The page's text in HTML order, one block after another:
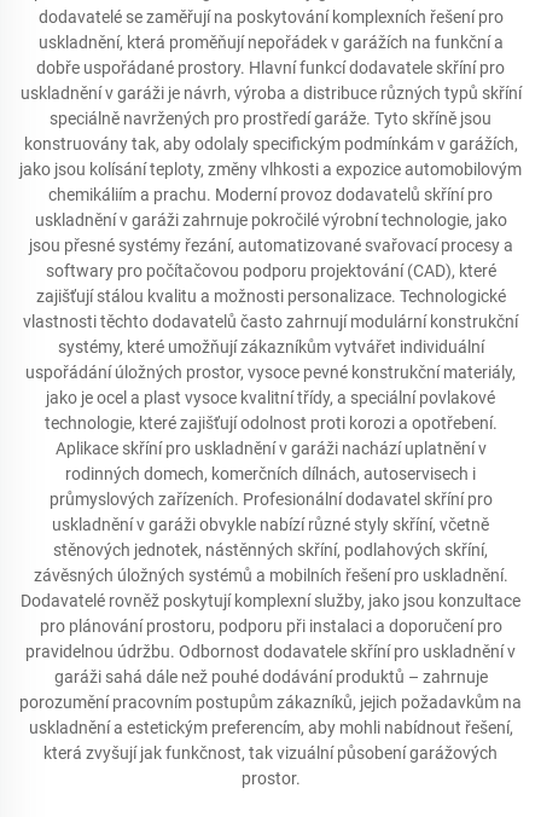
dodavatelé se zaměřují na poskytování komplexních řešení pro
uskladnění, která proměňují nepořádek v garážích na funkční a
dobře uspořádané prostory. Hlavní funkcí dodavatele skříní pro
uskladnění v garáži je návrh, výroba a distribuce různých typů skříní
speciálně navržených pro prostředí garáže. Tyto skříně jsou
konstruovány tak, aby odolaly specifickým podmínkám v garážích,
jako jsou kolísání teploty, změny vlhkosti a expozice automobilovým
chemikáliím a prachu. Moderní provoz dodavatelů skříní pro
uskladnění v garáži zahrnuje pokročilé výrobní technologie, jako
jsou přesné systémy řezání, automatizované svařovací procesy a
softwary pro počítačovou podporu projektování (CAD), které
zajišťují stálou kvalitu a možnosti personalizace. Technologické
vlastnosti těchto dodavatelů často zahrnují modulární konstrukční
systémy, které umožňují zákazníkům vytvářet individuální
uspořádání úložných prostor, vysoce pevné konstrukční materiály,
jako je ocel a plast vysoce kvalitní třídy, a speciální povlakové
technologie, které zajišťují odolnost proti korozi a opotřebení.
Aplikace skříní pro uskladnění v garáži nachází uplatnění v
rodinných domech, komerčních dílnách, autoservisech i
průmyslových zařízeních. Profesionální dodavatel skříní pro
uskladnění v garáži obvykle nabízí různé styly skříní, včetně
stěnových jednotek, nástěnných skříní, podlahových skříní,
závěsných úložných systémů a mobilních řešení pro uskladnění.
Dodavatelé rovněž poskytují komplexní služby, jako jsou konzultace
pro plánování prostoru, podporu při instalaci a doporučení pro
pravidelnou údržbu. Odbornost dodavatele skříní pro uskladnění v
garáži sahá dále než pouhé dodávání produktů – zahrnuje
porozumění pracovním postupům zákazníků, jejich požadavkům na
uskladnění a estetickým preferencím, aby mohli nabídnout řešení,
která zvyšují jak funkčnost, tak vizuální působení garážových
prostor.